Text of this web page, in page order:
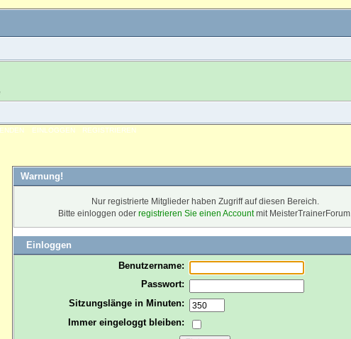
EINLOGGEN REGISTRIEREN
Warnung!
Nur registrierte Mitglieder haben Zugriff auf diesen Bereich.
Bitte einloggen oder registrieren Sie einen Accountmit MeisterTrainerForum.
Einloggen
Benutzername:
Passwort:
Sitzungslänge in Minuten:
Immer eingeloggt bleiben: